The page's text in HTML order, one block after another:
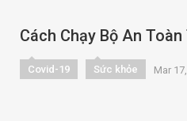
Cách Chạy Bộ An
Covid-19 Sức khỏe Mar